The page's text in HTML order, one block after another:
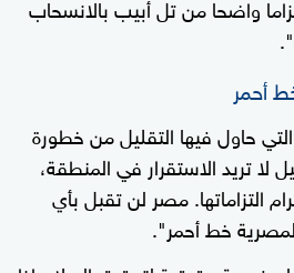
واضحا من تل أبيب بالانسحاب
أحمر
حاول فيها التقليل من خطورة
لا تريد الاستقرار في المنطقة،
التزاماتها. مصر لن تقبل بأي
خط أحمر".